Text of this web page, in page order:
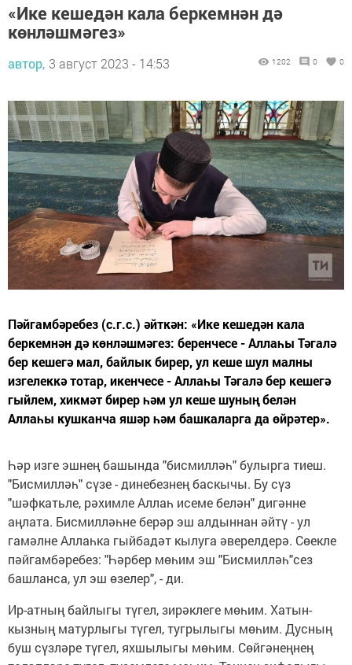
«Ике кешедән кала беркемнән дә
көнләшмәгез»
автор, 3 август 2023 - 14:53 1202 0 0
Пәйгамбәребез (с.г.с.) әйткән: «Ике кешедән кала
беркемнән дә көнләшмәгез: беренчесе - Аллаһы Тәгалә
бер кешегә мал, байлык бирер, ул кеше шул малны
изгелеккә тотар, икенчесе - Аллаһы Тәгалә бер кешегә
гыйлем, хикмәт бирер һәм ул кеше шуның белән
Аллаһы кушканча яшәр һәм башкаларга да өйрәтер».
Һәр изге эшнең башында "бисмилләһ" булырга тиеш.
"Бисмилләһ" сүзе - динебезнең баскычы. Бу сүз
"шәфкатьле, рәхимле Аллаһ исеме белән" дигәнне
аңлата. Бисмилләһне берәр эш алдыннан әйтү - ул
гамәлне Аллаһка гыйбадәт кылуга әверелдерә. Сөекле
пәйгамбәребез: "Һәрбер мөһим эш "Бисмилләһ"сез
башланса, ул эш өзелер", - ди.
Ир-атның байлыгы түгел, зирәклеге мөһим. Хатын-
кызның матурлыгы түгел, тугрылыгы мөһим. Дусның
буш сүзләре түгел, яхшылыгы мөһим. Сөйгәнеңнең